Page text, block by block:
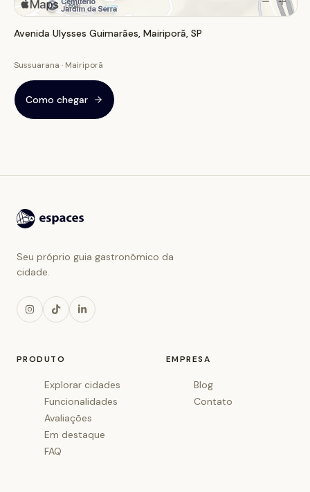
Avenida Ulysses Guimarães, Mairiporã, SP
Sussuarana · Mairiporã
Como chegar
Seu próprio guia gastronômico da
cidade.
PRODUTO
Explorar cidades
Funcionalidades
Avaliações
Em destaque
FAQ
EMPRESA
Blog
Contato